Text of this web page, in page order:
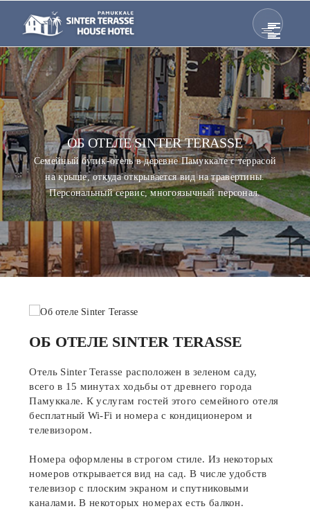
ОБ ОТЕЛЕ SINTER TERASSE
Семейный бутик-отель в деревне Памуккале с террасой
на крыше, откуда открывается вид на травертины.
Персональный сервис, многоязычный персонал.
ОБ ОТЕЛЕ SINTER TERASSE
Отель Sinter Terasse расположен в зеленом саду,
всего в 15 минутах ходьбы от древнего города
Памуккале. К услугам гостей этого семейного отеля
бесплатный Wi-Fi и номера с кондиционером и
телевизором.
Номера оформлены в строгом стиле. Из некоторых
номеров открывается вид на сад. В числе удобств
телевизор с плоским экраном и спутниковыми
каналами. В некоторых номерах есть балкон.